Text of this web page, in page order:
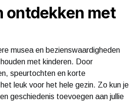
ontdekken met
musea en bezienswaardigheden
met kinderen. Door
speurtochten en korte
leuk voor het hele gezin. Zo kun je
geschiedenis toevoegen aan jullie